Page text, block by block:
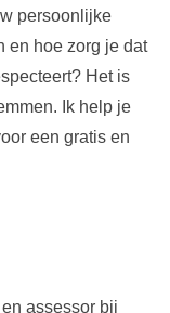
persoonlijke
en hoe zorg je dat
Het is
Ik help je
een gratis en
assessor bij